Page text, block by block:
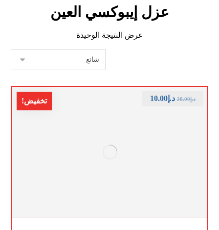
عزل إيبوكسي العين
عرض النتيجة الوحيدة
تخفيض! د.إ20.00 د.إ10.00